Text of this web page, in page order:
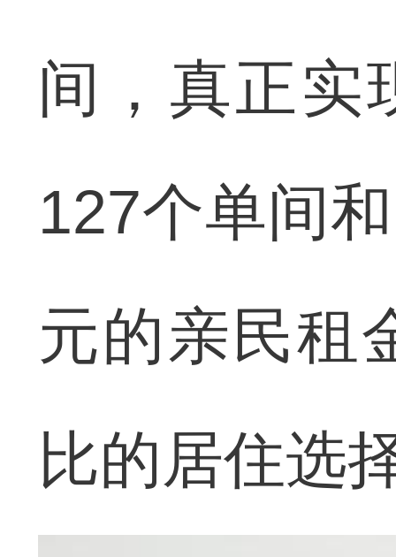
间，真正实
127个单间
元的亲民租
比的居住选